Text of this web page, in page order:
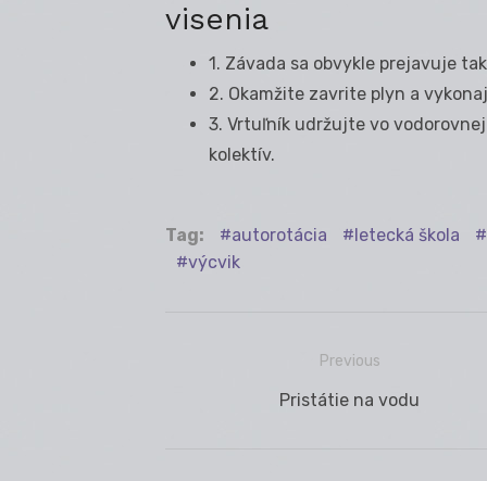
visenia
1. Závada sa obvykle prejavuje
2. Okamžite zavrite plyn a
3. Vrtuľník udržujte vo
kolektív.
Tag: autorotácia
letecká škola
výcvik
Navigácia
Previous
Previous
Pristátie na vodu